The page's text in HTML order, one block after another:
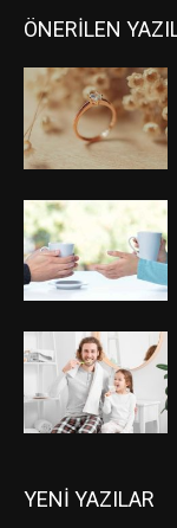
ÖNERİLEN
YENİ YAZILAR